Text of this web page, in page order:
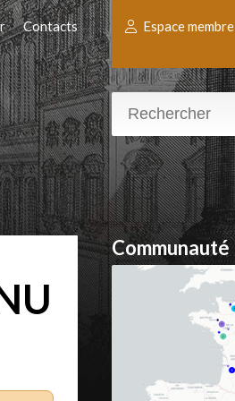
Contacts Espace membre
Communauté